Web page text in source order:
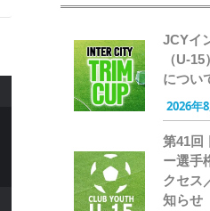
JCYイ
（U-
につい
2026年
第41回
ー選手
クセス
知らせ